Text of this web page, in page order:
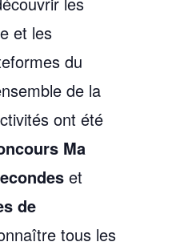
et les
du
de la
ont été
Ma
et
de
tous les